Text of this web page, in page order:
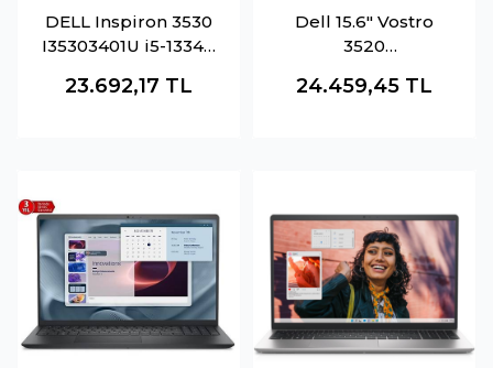
DELL Inspiron 3530
I35303401U i5-1334U
Iris Xe 15.6" DOS
23.692,17 TL
Dell 15.6" Vostro
3520
Core İ5 1235U 8Gb-
24.459,45 TL